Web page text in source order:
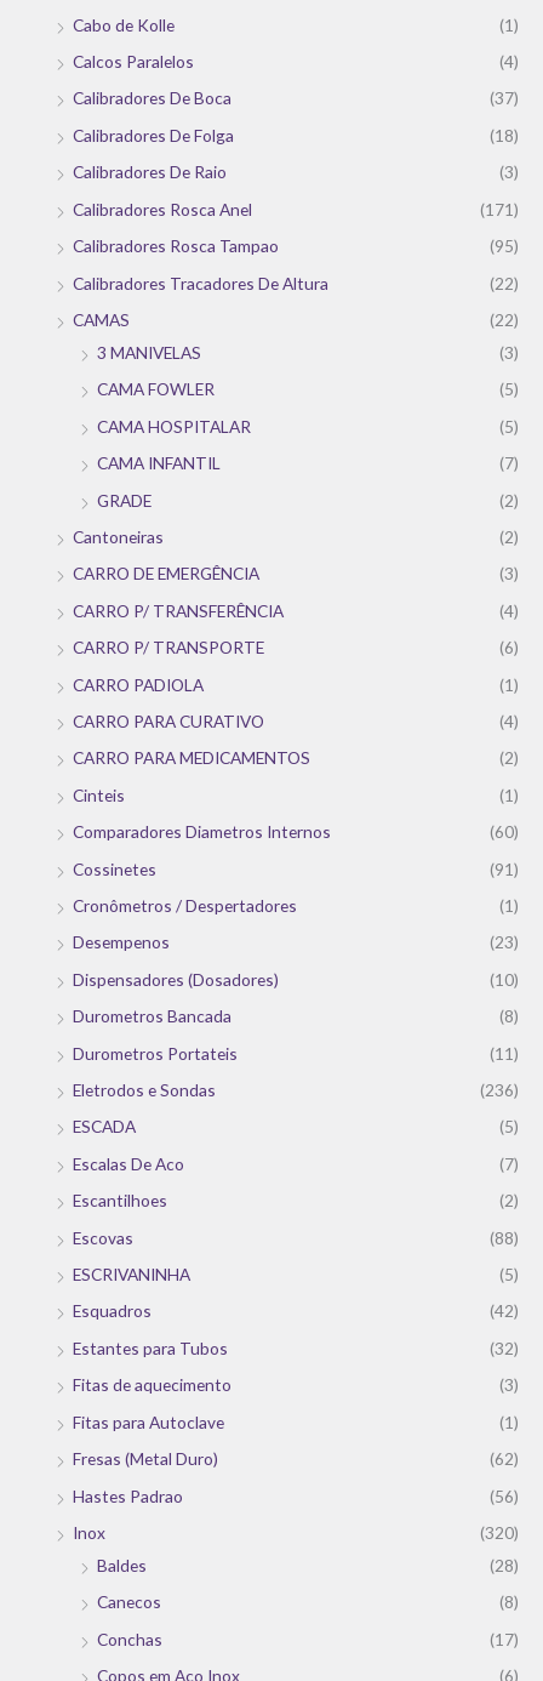
Cabo de Kolle
(1)
Calcos Paralelos
(4)
Calibradores De Boca
(37)
Calibradores De Folga
(18)
Calibradores De Raio
(3)
Calibradores Rosca Anel
(171)
Calibradores Rosca Tampao
(95)
Calibradores Tracadores De Altura
(22)
CAMAS
(22)
3 MANIVELAS
(3)
CAMA FOWLER
(5)
CAMA HOSPITALAR
(5)
CAMA INFANTIL
(7)
GRADE
(2)
Cantoneiras
(2)
CARRO DE EMERGÊNCIA
(3)
CARRO P/ TRANSFERÊNCIA
(4)
CARRO P/ TRANSPORTE
(6)
CARRO PADIOLA
(1)
CARRO PARA CURATIVO
(4)
CARRO PARA MEDICAMENTOS
(2)
Cinteis
(1)
Comparadores Diametros Internos
(60)
Cossinetes
(91)
Cronômetros / Despertadores
(1)
Desempenos
(23)
Dispensadores (Dosadores)
(10)
Durometros Bancada
(8)
Durometros Portateis
(11)
Eletrodos e Sondas
(236)
ESCADA
(5)
Escalas De Aco
(7)
Escantilhoes
(2)
Escovas
(88)
ESCRIVANINHA
(5)
Esquadros
(42)
Estantes para Tubos
(32)
Fitas de aquecimento
(3)
Fitas para Autoclave
(1)
Fresas (Metal Duro)
(62)
Hastes Padrao
(56)
Inox
(320)
Baldes
(28)
Canecos
(8)
Conchas
(17)
Copos em Aço Inox
(6)